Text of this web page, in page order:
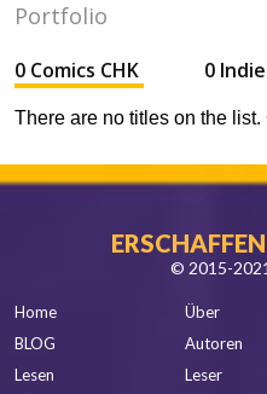
Portfolio
0 Comics CHK 0
There are no titles on the list.
© 2015-
Home
BLOG
Lesen
Über
Autoren
Leser